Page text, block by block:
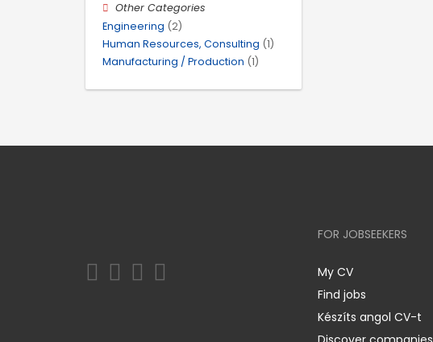
Other Categories
Engineering (2)
Human Resources, Consulting (1)
Manufacturing / Production (1)
FOR JOBSEEKERS
My CV
Find jobs
Készíts angol CV-t